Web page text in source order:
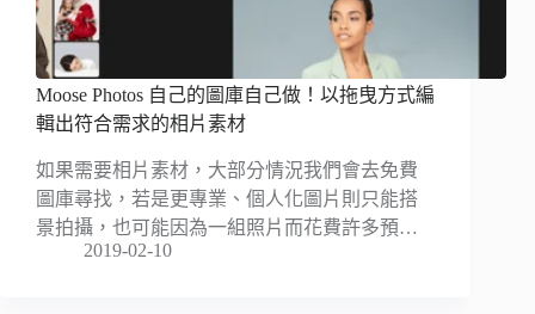
Moose Photos 自己的圖庫自己做！以拖曳方式編
輯出符合需求的相片素材
如果需要相片素材，大部分情況我們會去免費
圖庫尋找，若是更專業、個人化圖片則只能搭
景拍攝，也可能因為一組照片而花費許多預…
2019-02-10